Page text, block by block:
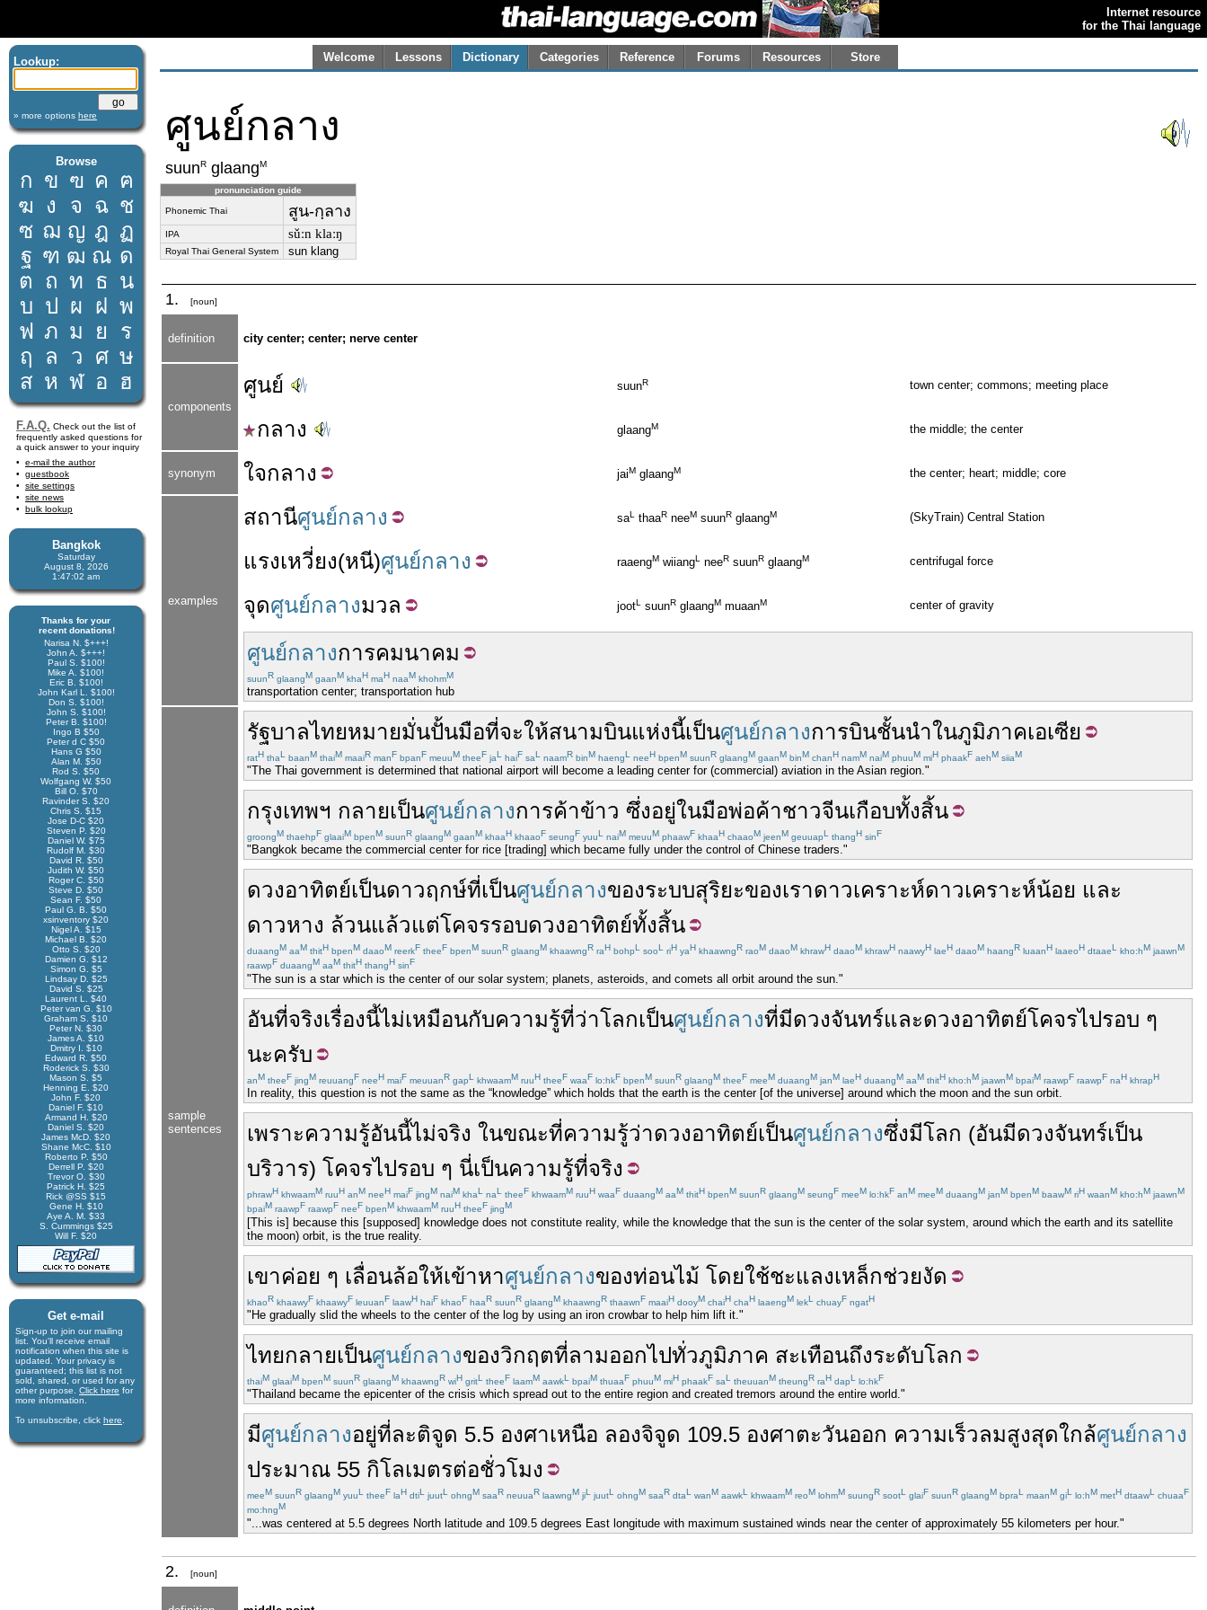
Internet resource
for the Thai language
Lookup:
» more options here
Browse
ก ข ฃ ค ฅ
ฆ ง จ ฉ ช
ซ ฌ ญ ฎ ฏ
ฐ ฑ ฒ ณ ด
ต ถ ท ธ น
บ ป ผ ฝ พ
ฟ ภ ม ย
ร
ฤ
ล ว ศ ษ
ส ห ฬ อ ฮ
F.A.Q. Check out the list of
frequently asked questions for
a quick answer to your inquiry
e-mail the author
guestbook
site settings
site news
bulk lookup
Bangkok
Saturday
August 8, 2026
1:47:03 am
Thanks for your
recent donations!
Narisa N. $+++!
John A. $+++!
Paul S. $100!
Mike A. $100!
Eric B. $100!
John Karl L. $100!
Don S. $100!
John S. $100!
Peter B. $100!
Ingo B $50
Peter d C $50
Hans G $50
Alan M. $50
Rod S. $50
Wolfgang W. $50
Bill O. $70
Ravinder S. $20
Chris S. $15
Jose D-C $20
Steven P. $20
Daniel W. $75
Rudolf M. $30
David R. $50
Judith W. $50
Roger C. $50
Steve D. $50
Sean F. $50
Paul G. B. $50
xsinventory $20
Nigel A. $15
Michael B. $20
Otto S. $20
Damien G. $12
Simon G. $5
Lindsay D. $25
David S. $25
Laurent L. $40
Peter van G. $10
Graham S. $10
Peter N. $30
James A. $10
Dmitry I. $10
Edward R. $50
Roderick S. $30
Mason S. $5
Henning E. $20
John F. $20
Daniel F. $10
Armand H. $20
Daniel S. $20
James McD. $20
Shane McC. $10
Roberto P. $50
Derrell P. $20
Trevor O. $30
Patrick H. $25
Rick @SS $15
Gene H. $10
Aye A. M. $33
S. Cummings $25
Will F. $20
Get e-mail
Sign-up to join our mail­ing
list. You'll receive e­mail
notification when this site is
updated. Your privacy is
guaran­teed; this list is not
sold, shared, or used for any
other purpose. Click here for
more infor­mation.
To unsubscribe, click here
Welcome Lessons Dictionary Categories Reference Forums Resources Store
ศูนย์กลาง
suunR glaangM
pronunciation guide
Phonemic Thai สูน-กฺลาง
IPA sǔːn klaːŋ
Royal Thai General System sun klang
1. [noun]
definition city center; center; nerve center
components
ศูนย์ suunR town center; commons; meeting place
กลาง glaangM the middle; the center
synonym ใจกลาง jaiM glaangM the center; heart; middle; core
examples
สถานีศูนย์กลาง saL thaaR neeM suunR glaangM (SkyTrain) Central Station
แรงเหวี่ยง(หนี)ศูนย์กลาง raaengM wiiangL neeR suunR glaangM centrifugal force
จุดศูนย์กลางมวล jootL suunR glaangM muaanM center of gravity
ศูนย์กลางการคมนาคม
suunR glaangM gaanM khaH maH naaM khohmM
transportation center; transportation hub
sample
sentences
รัฐบาลไทยหมายมั่นปั้นมือที่จะให้สนามบินแห่งนี้เป็นศูนย์กลางการบินชั้นนำในภูมิภาคเอเซีย
ratH thaL baanM thaiM maaiR manF bpanF meuuM theeF jaL haiF saL naamR binM haengL neeH bpenM suunR glaangM gaanM binM chanH namM naiM phuuM miH phaakF aehM siiaM
"The Thai government is determined that national airport will become a leading center for (commercial) aviation in the Asian region."
กรุงเทพฯ กลายเป็นศูนย์กลางการค้าข้าว ซึ่งอยู่ในมือพ่อค้าชาวจีนเกือบทั้งสิ้น
groongM thaehpF glaaiM bpenM suunR glaangM gaanM khaaH khaaoF seungF yuuL naiM meuuM phaawF khaaH chaaoM jeenM geuuapL thangH sinF
"Bangkok became the commercial center for rice [trading] which became fully under the control of Chinese traders."
ดวงอาทิตย์เป็นดาวฤกษ์ที่เป็นศูนย์กลางของระบบสุริยะของเราดาวเคราะห์ดาวเคราะห์น้อย และ
ดาวหาง ล้วนแล้วแต่โคจรรอบดวงอาทิตย์ทั้งสิ้น
duaangM aaM thitH bpenM daaoM reerkF theeF bpenM suunR glaangM khaawngR raH bohpL sooL riH yaH khaawngR raoM daaoM khrawH daaoM khrawH naawyH laeH daaoM haangR luaanH laaeoH dtaaeL kho:hM jaawnM
raawpF duaangM aaM thitH thangH sinF
"The sun is a star which is the center of our solar system; planets, asteroids, and comets all orbit around the sun."
อันที่จริงเรื่องนี้ไม่เหมือนกับความรู้ที่ว่าโลกเป็นศูนย์กลางที่มีดวงจันทร์และดวงอาทิตย์โคจรไปรอบ ๆ
นะครับ
anM theeF jingM reuuangF neeH maiF meuuanR gapL khwaamM ruuH theeF waaF lo:hkF bpenM suunR glaangM theeF meeM duaangM janM laeH duaangM aaM thitH kho:hM jaawnM bpaiM raawpF raawpF naH khrapH
In reality, this question is not the same as the “knowledge” which holds that the earth is the center [of the universe] around which the moon and the sun orbit.
เพราะความรู้อันนี้ไม่จริง ในขณะที่ความรู้ว่าดวงอาทิตย์เป็นศูนย์กลางซึ่งมีโลก (อันมีดวงจันทร์เป็น
บริวาร) โคจรไปรอบ ๆ นี่เป็นความรู้ที่จริง
phrawH khwaamM ruuH anM neeH maiF jingM naiM khaL naL theeF khwaamM ruuH waaF duaangM aaM thitH bpenM suunR glaangM seungF meeM lo:hkF anM meeM duaangM janM bpenM baawM riH waanM kho:hM jaawnM
bpaiM raawpF raawpF neeF bpenM khwaamM ruuH theeF jingM
[This is] because this [supposed] knowledge does not constitute reality, while the knowledge that the sun is the center of the solar system, around which the earth and its satellite
the moon) orbit, is the true reality.
เขาค่อย ๆ เลื่อนล้อให้เข้าหาศูนย์กลางของท่อนไม้ โดยใช้ชะแลงเหล็กช่วยงัด
khaoR khaawyF khaawyF leuuanF laawH haiF khaoF haaR suunR glaangM khaawngR thaawnF maaiH dooyM chaiH chaH laaengM lekL chuayF ngatH
"He gradually slid the wheels to the center of the log by using an iron crowbar to help him lift it."
ไทยกลายเป็นศูนย์กลางของวิกฤตที่ลามออกไปทั่วภูมิภาค สะเทือนถึงระดับโลก
thaiM glaaiM bpenM suunR glaangM khaawngR wiH gritL theeF laamM aawkL bpaiM thuaaF phuuM miH phaakF saL theuuanM theungR raH dapL lo:hkF
"Thailand became the epicenter of the crisis which spread out to the entire region and created tremors around the entire world."
มีศูนย์กลางอยู่ที่ละติจูด 5.5 องศาเหนือ ลองจิจูด 109.5 องศาตะวันออก ความเร็วลมสูงสุดใกล้ศูนย์กลาง
ประมาณ 55 กิโลเมตรต่อชั่วโมง
meeM suunR glaangM yuuL theeF laH dtiL juutL ohngM saaR neuuaR laawngM jiL juutL ohngM saaR dtaL wanM aawkL khwaamM reoM lohmM suungR sootL glaiF suunR glaangM bpraL maanM giL lo:hM metH dtaawL chuaaF
mo:hngM
"...was centered at 5.5 degrees North latitude and 109.5 degrees East longitude with maximum sustained winds near the center of approximately 55 kilometers per hour."
2. [noun]